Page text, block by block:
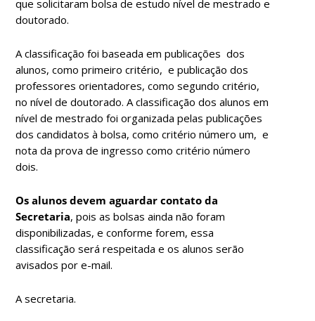
que solicitaram bolsa de estudo nível de mestrado e
doutorado.
A classificação foi baseada em publicações dos
alunos, como primeiro critério, e publicação dos
professores orientadores, como segundo critério,
no nível de doutorado. A classificação dos alunos em
nível de mestrado foi organizada pelas publicações
dos candidatos à bolsa, como critério número um, e
nota da prova de ingresso como critério número
dois.
Os alunos devem aguardar contato da
Secretaria, pois as bolsas ainda não foram
disponibilizadas, e conforme forem, essa
classificação será respeitada e os alunos serão
avisados por e-mail.
A secretaria.